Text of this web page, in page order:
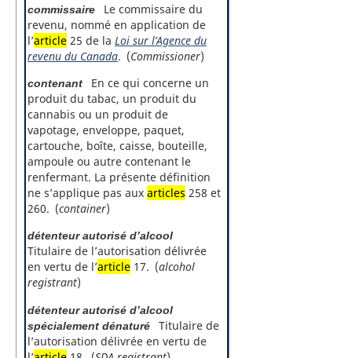
commissaire
Le commissaire du
revenu, nommé en application de
l’article 25 de la Loi sur l’Agence du
revenu du Canada. (Commissioner)
contenant
En ce qui concerne un
produit du tabac, un produit du
cannabis ou un produit de
vapotage, enveloppe, paquet,
cartouche, boîte, caisse, bouteille,
ampoule ou autre contenant le
renfermant. La présente définition
ne s’applique pas aux articles 258 et
260. (container)
détenteur autorisé d’alcool
Titulaire de l’autorisation délivrée
en vertu de l’article 17. (alcohol
registrant)
détenteur autorisé d’alcool
spécialement dénaturé
Titulaire de
l’autorisation délivrée en vertu de